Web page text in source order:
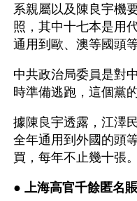
系親屬以及陳良宇機
照，其中十七本是用
通用到歐、澳等國頭
中共政治局委員是對
時準備逃跑，這個黨
據陳良宇透露，江澤
全年通用到外國的頭
買，每年不止幾十張
● 上海高官千餘匿名